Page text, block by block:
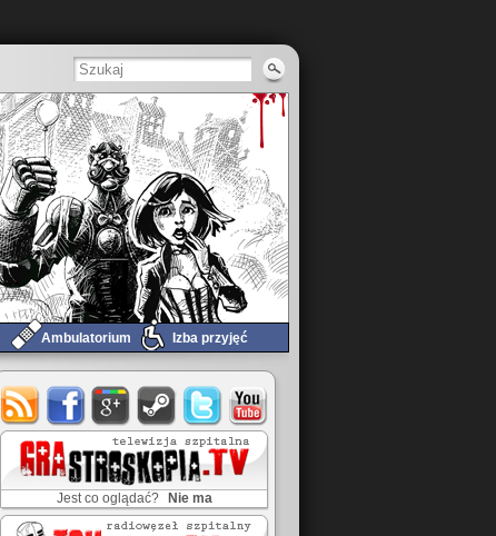
Ambulatorium Izba przyjęć
Jest co oglądać? Nie ma